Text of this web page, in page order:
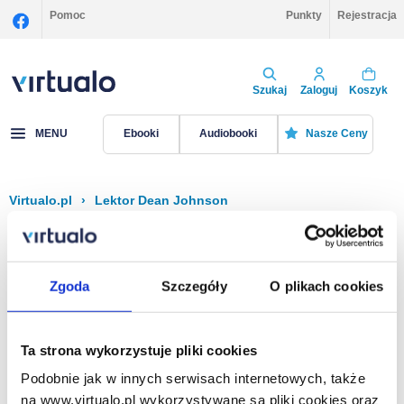
Zgoda Szczegóły O plikach cookies
Ta strona wykorzystuje pliki cookies
Podobnie jak w innych serwisach internetowych, także
na www.virtualo.pl wykorzystywane są pliki cookies oraz
Pomoc Punkty Rejestracja
Szukaj Zaloguj Koszyk
MENU Ebooki Audiobooki Nasze Ceny
Virtualo.pl › Lektor Dean Johnson
Filtruj Sortuj
Na stronie